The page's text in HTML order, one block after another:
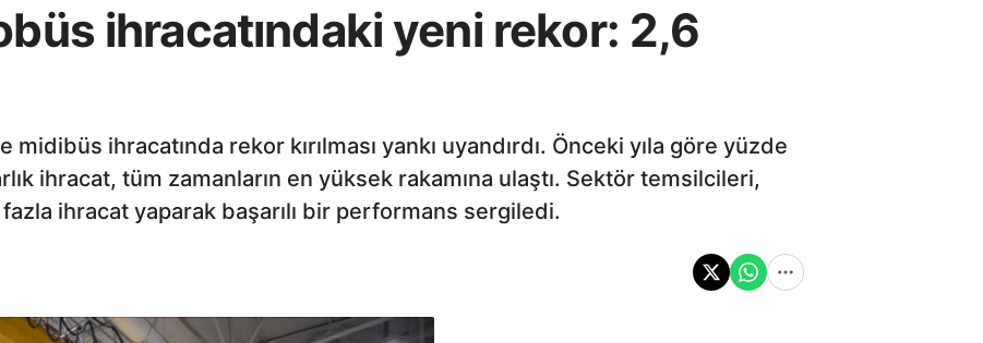
ihracatındaki yeni rekor: 2,6
ihracatında rekor kırılması yankı uyandırdı. Önceki yıla göre yüzde
ihracat, tüm zamanların en yüksek rakamına ulaştı. Sektör temsilcileri,
fazla ihracat yaparak başarılı bir performans sergiledi.